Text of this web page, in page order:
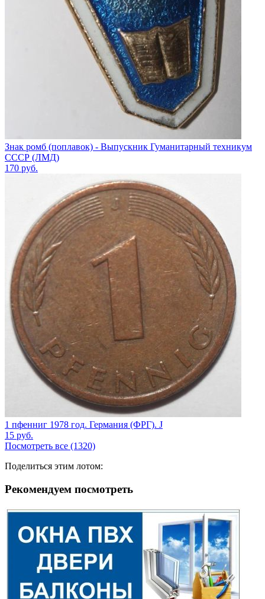
Знак ромб (поплавок) - Выпускник Гуманитарный техникум
СССР (ЛМД)
170 руб.
1 пфенниг 1978 год. Германия (ФРГ). J
15 руб.
Посмотреть все (1320)
Поделиться этим лотом:
Рекомендуем посмотреть